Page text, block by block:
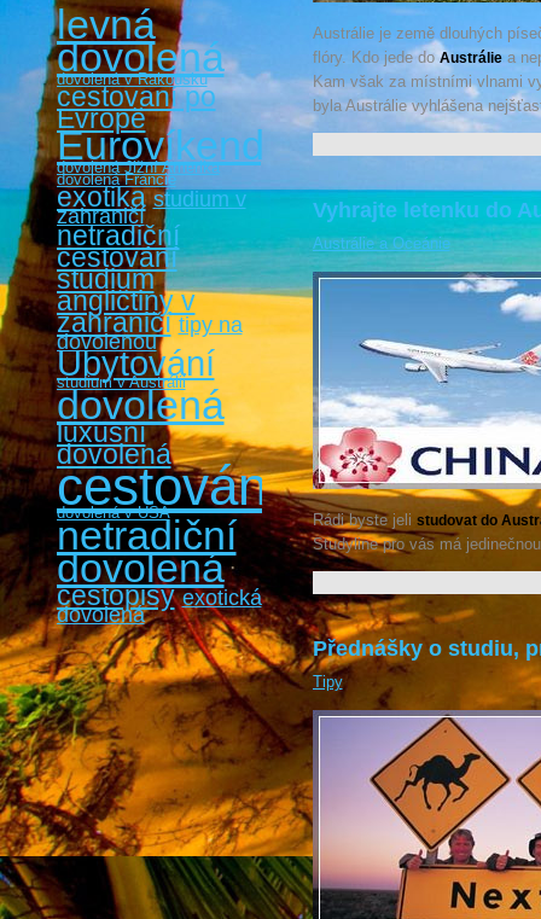
levná
dovolená
dovolená v Rakousku
cestovaní po
Evropě
Eurovíkendy
dovolená Jižní Amerika
dovolená Francie
exotika studium v
zahraničí
netradiční
cestování
studium
angličtiny v
zahraničí tipy na
dovolenou
Ubytování
studium v Austrálii
dovolená
luxusní
dovolená
cestování
dovolená v USA
netradiční
dovolená
cestopisy exotická
dovolená
Austrálie je země dlouhých
flóry. Kdo jede doAustráliea
Kam však za místními vlnami
byla Austrálie vyhlášena
Vyhrajte letenku do
Austrálie a Oceánie
Rádi byste jeli studovat do
Studyline pro vás má
Přednášky o studiu,
Tipy